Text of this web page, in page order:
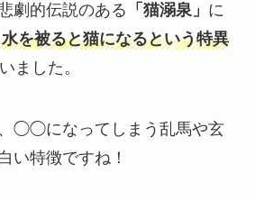
劇的伝説のある 「猫溺泉」 に
水を被ると猫になるという特異
ました。
◯◯になってしまう乱馬や玄
い特徴ですね！